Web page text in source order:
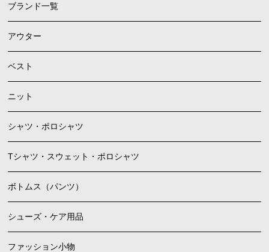
ブランド一覧
アウター
ベスト
ニット
シャツ・ポロシャツ
Tシャツ・スウェット・ポロシャツ
ボトムス（パンツ）
シューズ・ケア用品
ファッション小物